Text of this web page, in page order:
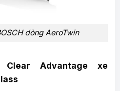
dòng AeroTwin
Clear Advantage xe